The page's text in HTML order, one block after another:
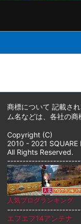
商標について 記載さ
ム名などは、各社の商
Copyright (C)
2010 - 2021 SQUARE
All Rights Reserved.
人気ブログランキング
エフエフ14アンテナ